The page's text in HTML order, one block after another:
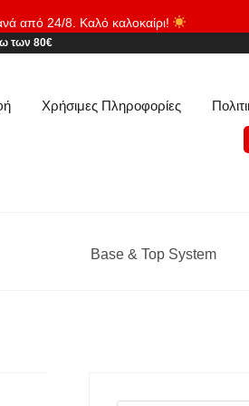
από 24/8. Καλό καλοκαίρι!
των 80€
Χρήσιμες Πληροφορίες
Base & Top System